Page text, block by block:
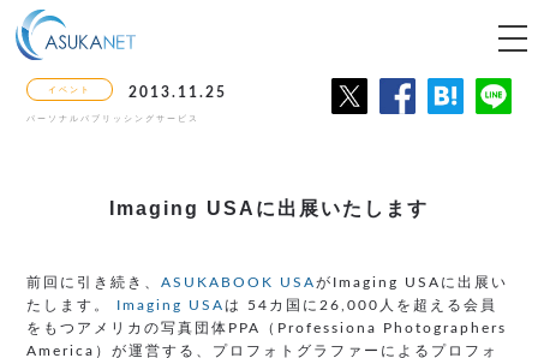
イベント 2013.11.25
パーソナルパブリッシングサービス
Imaging USAに 出展いたします
前回に引き続き、ASUKABOOK USAがImaging USAに出展い
たします。 Imaging USAは 54カ国に26,000人を超える会員
をもつアメリカの写真団体PPA（Professiona Photographers
America）が運営する、プロフォトグラファーによるプロフォ